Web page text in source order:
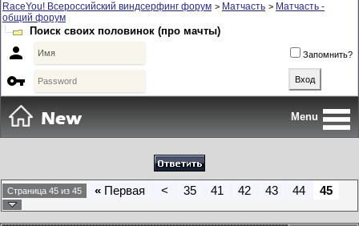
RaceYou! Всероссийский виндсерфинг форум > Матчасть > Матчасть -
общий форум
Поиск своих половинок (про мачты)
 Запомнить?

Menu
Страница 45 из 45 « Первая < 35 41 42 43 44 45